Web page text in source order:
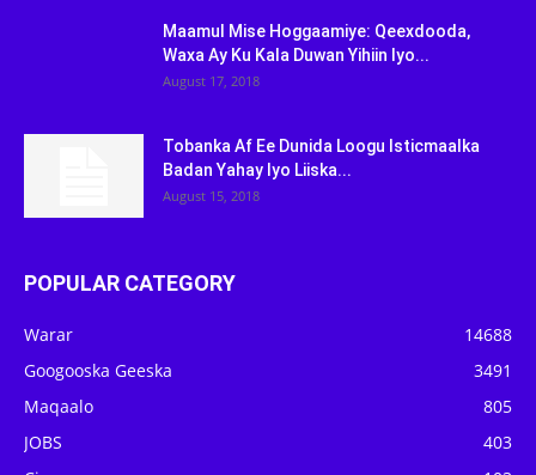
Maamul Mise Hoggaamiye: Qeexdooda,
Waxa Ay Ku Kala Duwan Yihiin Iyo...
August 17, 2018
Tobanka Af Ee Dunida Loogu Isticmaalka
Badan Yahay Iyo Liiska...
August 15, 2018
POPULAR CATEGORY
Warar
14688
Googooska Geeska
3491
Maqaalo
805
JOBS
403